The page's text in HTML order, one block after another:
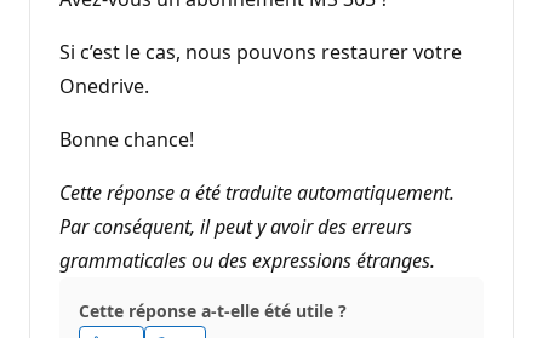
Si c’est le cas, nous pouvons restaurer votre
Onedrive.
Bonne chance!
Cette réponse a été traduite automatiquement.
Par conséquent, il peut y avoir des erreurs
grammaticales ou des expressions étranges.
Cette réponse a-t-elle été utile ?